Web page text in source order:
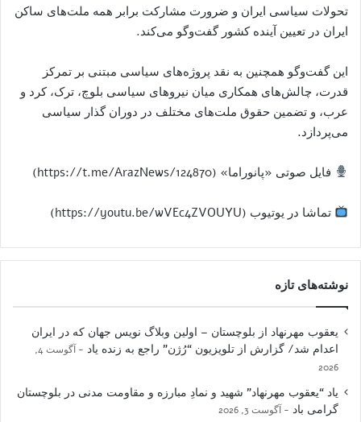
تحولات سیاسی ایران و ضرورت مشارکت برابر همه ملت‌های ساکن
ایران در تعیین آینده کشور گفت‌وگو می‌کند.
این گفت‌وگو همچنین به نقد پروژه‌های سیاسی مبتنی بر تمرکز
قدرت، چالش‌های همکاری میان نیروهای سیاسی بلوچ، ترک، کرد و
عرب، و تضمین حقوق ملت‌های مختلف در دوران گذار سیاسی
می‌پردازد.
فایل صوتی «پانوراما» (https://t.me/ArazNews/124870)
تماشا در یوتیوب (https://youtu.be/wVEc4ZVOUYU)
نوشته‌های تازه
یعقوب مهرنهاد از بلوچستان – اولین وبلاگ نویس جهان که در ایران
اعدام شد/ گزارش از تلویزیون “رُژن” راجع به زنده یاد
آگوست 4,
2026
یاد “یعقوب مهرنهاد” شهید و نمادِ مبارزه و مقاومت مدنی در بلوچستان
گرامی باد
آگوست 3, 2026